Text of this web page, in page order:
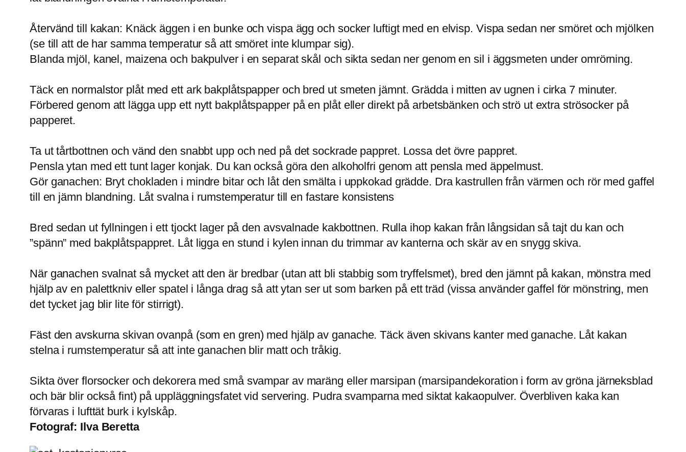
Återvänd till kakan: Knäck äggen i en bunke och vispa ägg och socker luftigt med en elvisp. Vispa sedan ner smöret och mjölken
(se till att de har samma temperatur så att smöret inte klumpar sig).
Blanda mjöl, kanel, maizena och bakpulver i en separat skål och sikta sedan ner genom en sil i äggsmeten under omrörning.
Täck en normalstor plåt med ett ark bakplåtspapper och bred ut smeten jämnt. Grädda i mitten av ugnen i cirka 7 minuter.
Förbered genom att lägga upp ett nytt bakplåtspapper på en plåt eller direkt på arbetsbänken och strö ut extra strösocker på
papperet.
Ta ut tårtbottnen och vänd den snabbt upp och ned på det sockrade pappret. Lossa det övre pappret.
Pensla ytan med ett tunt lager konjak. Du kan också göra den alkoholfri genom att pensla med äppelmust.
Gör ganachen: Bryt chokladen i mindre bitar och låt den smälta i uppkokad grädde. Dra kastrullen från värmen och rör med gaffel
till en jämn blandning. Låt svalna i rumstemperatur till en fastare konsistens
Bred sedan ut fyllningen i ett tjockt lager på den avsvalnade kakbottnen. Rulla ihop kakan från långsidan så tajt du kan och
”spänn” med bakplåtspappret. Låt ligga en stund i kylen innan du trimmar av kanterna och skär av en snygg skiva.
När ganachen svalnat så mycket att den är bredbar (utan att bli stabbig som tryffelsmet), bred den jämnt på kakan, mönstra med
hjälp av en palettkniv eller spatel i långa drag så att ytan ser ut som barken på ett träd (vissa använder gaffel för mönstring, men
det tycket jag blir lite för stirrigt).
Fäst den avskurna skivan ovanpå (som en gren) med hjälp av ganache. Täck även skivans kanter med ganache. Låt kakan
stelna i rumstemperatur så att inte ganachen blir matt och tråkig.
Sikta över florsocker och dekorera med små svampar av maräng eller marsipan (marsipandekoration i form av gröna järneksblad
och bär blir också fint) på uppläggningsfatet vid servering. Pudra svamparna med siktat kakaopulver. Överbliven kaka kan
förvaras i lufttät burk i kylskåp.
Fotograf: Ilva Beretta